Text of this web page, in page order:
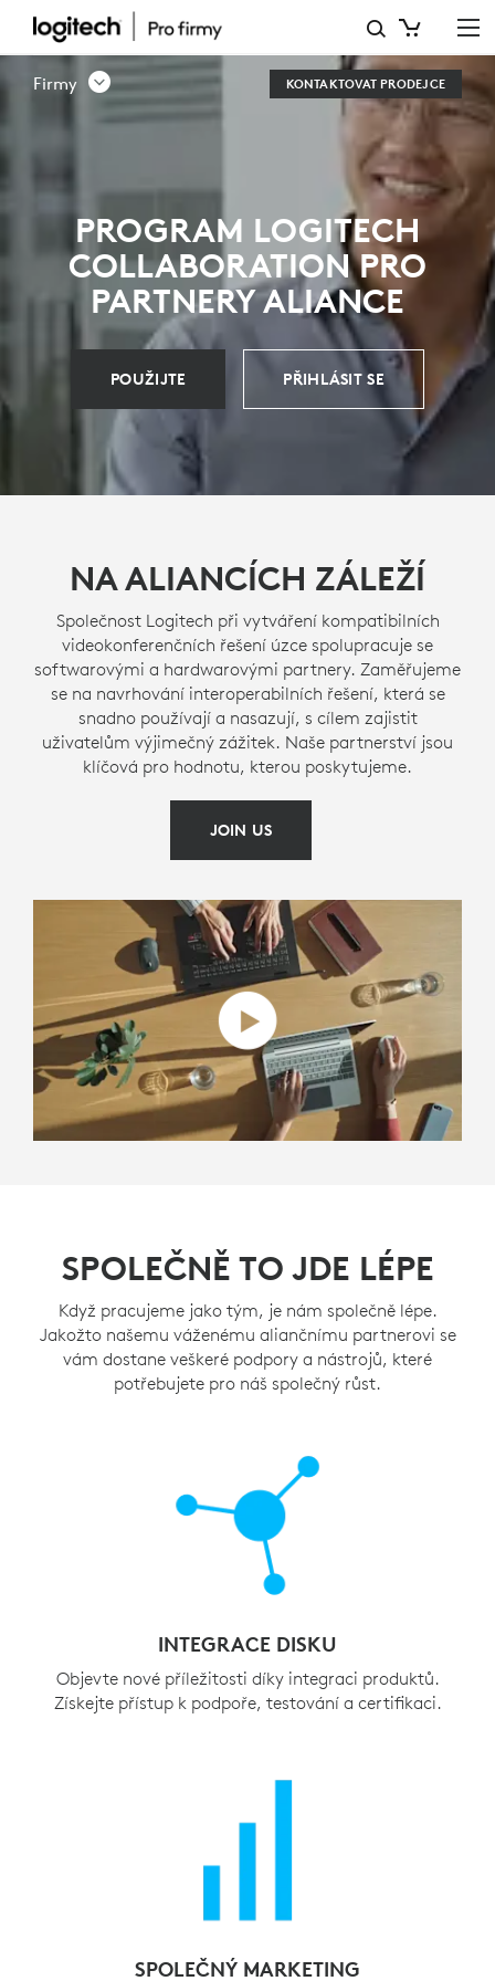
VIDEOKONFERENČNÍ
ŘEŠENÍ
OD
PARTNERŮ
LOGITECH
Firmy KONTAKTOVAT PRODEJCE
PROGRAM LOGITECH
COLLABORATION PRO
PARTNERY ALIANCE
POUŽIJTE PŘIHLÁSIT SE
NA ALIANCÍCH ZÁLEŽÍ
Společnost Logitech při vytváření kompatibilních
videokonferenčních řešení úzce spolupracuje se
softwarovými a hardwarovými partnery. Zaměřujeme
se na navrhování interoperabilních řešení, která se
snadno používají a nasazují, s cílem zajistit
uživatelům výjimečný zážitek. Naše partnerství jsou
klíčová pro hodnotu, kterou poskytujeme.
JOIN US
SPOLEČNĚ TO JDE LÉPE
Když pracujeme jako tým, je nám společně lépe.
Jakožto našemu váženému aliančnímu partnerovi se
vám dostane veškeré podpory a nástrojů, které
potřebujete pro náš společný růst.
INTEGRACE DISKU
Objevte nové příležitosti díky integraci produktů.
Získejte přístup k podpoře, testování a certifikaci.
SPOLEČNÝ MARKETING